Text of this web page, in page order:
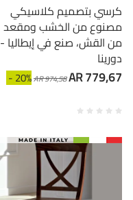
كرسي بتصميم كلاسيكي
مصنوع من الخشب ومقعد
من القش، صنع في إيطاليا -
دورينا
- 20%AR 974,58AR 779,67